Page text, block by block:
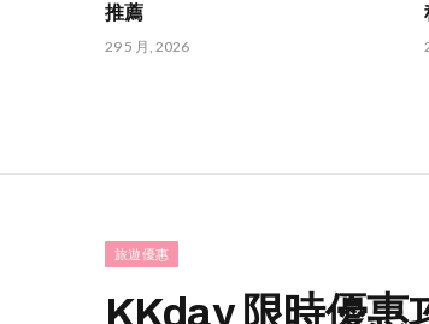
推薦
29 5 月, 2026
旅遊優惠
KKday 限時優惠